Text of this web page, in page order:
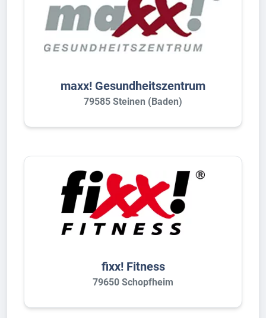
maxx! Gesundheitszentrum
79585 Steinen (Baden)
fixx! Fitness
79650 Schopfheim